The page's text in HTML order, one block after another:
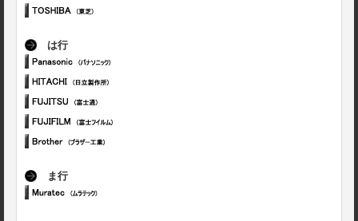
は行
ま行